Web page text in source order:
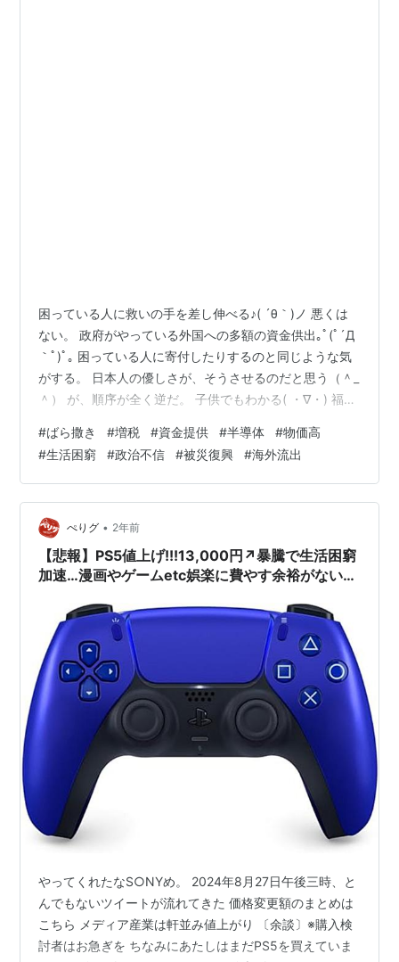
困っている人に救いの手を差し伸べる♪( ´θ｀)ノ 悪くは
ない。 政府がやっている外国への多額の資金供出｡ﾟ(ﾟ´Д
｀ﾟ)ﾟ｡ 困っている人に寄付したりするのと同じような気
がする。 日本人の優しさが、そうさせるのだと思う（＾_
＾） が、順序が全く逆だ。 子供でもわかる( ・∇・) 福島
ノともしない格差がない経済発展、生活困窮者や児童養
護施設などへの潤沢な経済支援をやった後で、外国への
経済支援はすべきだと僕は思うo(｀ω´ )o 僕は、何事も足
元を固めないといけないと思っている（╹◡╹） この場
合、足元を固める=自国民誰もが困窮することなく幸せ
に…
#ばら撒き #増税 #資金提供 #半導体 #物価高
#生活困窮 #政治不信 #被災復興 #海外流出
ぺりグ • 2年前
【悲報】PS5値上げ!!!13,000円↗暴騰で生活困窮
加速…漫画やゲームetc娯楽に費やす余裕がない‼
やってくれたなS○NYめ。 2024年8月27日午後三時、と
んでもないツイートが流れてきた 価格変更額のまとめは
こちら メディア産業は軒並み値上がり 〔余談〕※購入検
討者はお急ぎを ちなみにあたしはまだPS5を買えていま